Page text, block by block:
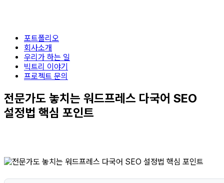
포트폴리오
회사소개
우리가 하는 일
빅트리 이야기
프로젝트 문의
전문가도 놓치는 워드프레스 다국어 SEO
설정법 핵심 포인트